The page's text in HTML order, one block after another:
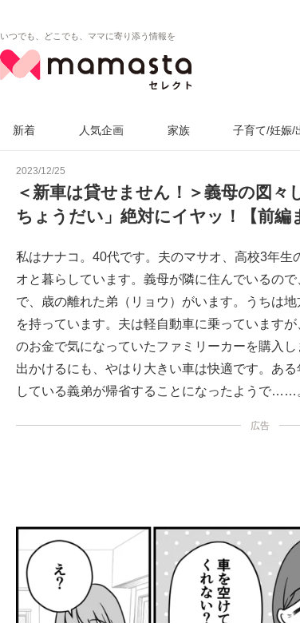
いつでも、どこでも、ママに寄り添う情報を
新着 人気企画 家族 子育て/妊娠/
2023/12/25
＜新車は貸せません！＞義母の図々
ちょうだい」絶対にイヤッ！【前編
私はナナコ。40代です。夫のマサオ、高校3年生
オと暮らしています。義母が隣に住んでいるの
で、歳の離れた弟（リョウ）がいます。うちは
を持っています。夫は軽自動車に乗っています
のお金で気になっていたファミリーカーを購入
出かけるにも、やはり大きい車は快適です。あ
している義弟が帰省することになったようで……
広告